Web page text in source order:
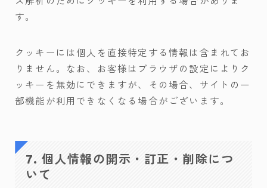
す。
クッキーには個人を直接特定する情報は含まれてお
りません。なお、お客様はブラウザの設定によりク
ッキーを無効にできますが、その場合、サイトの一
部機能が利用できなくなる場合がございます。
7. 個人情報の開示・訂正・削除につ
いて